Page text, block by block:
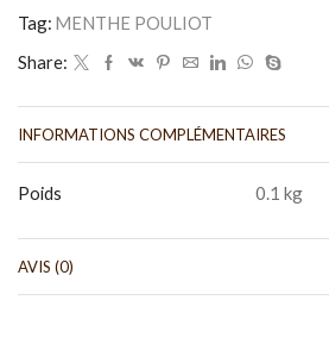
Tag: MENTHE POULIOT
Share:
INFORMATIONS COMPLÉMENTAIRES
Poids 0.1 kg
AVIS (0)